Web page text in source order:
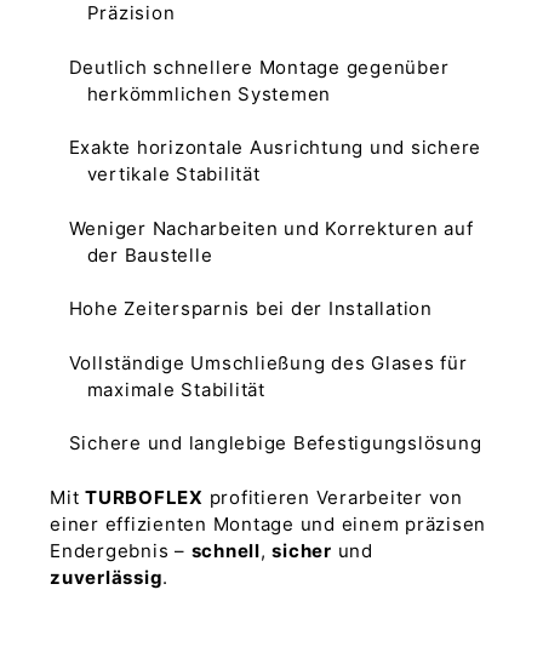
Präzision
Deutlich schnellere Montage gegenüber
herkömmlichen Systemen
Exakte horizontale Ausrichtung und sichere
vertikale Stabilität
Weniger Nacharbeiten und Korrekturen auf
der Baustelle
Hohe Zeitersparnis bei der Installation
Vollständige Umschließung des Glases für
maximale Stabilität
Sichere und langlebige Befestigungslösung
MitTURBOFLEX profitieren Verarbeiter von
einer effizienten Montage und einem präzisen
Endergebnis – schnell,sicher und
zuverlässig.